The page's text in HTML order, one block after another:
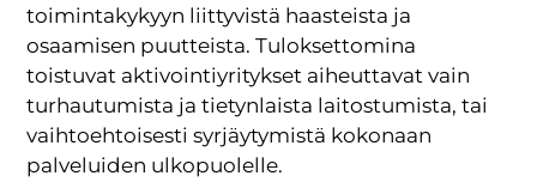
toimintakykyyn liittyvistä haasteista ja
osaamisen puutteista. Tuloksettomina
toistuvat aktivointiyritykset aiheuttavat vain
turhautumista ja tietynlaista laitostumista, tai
vaihtoehtoisesti syrjäytymistä kokonaan
palveluiden ulkopuolelle.